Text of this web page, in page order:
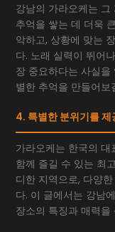
강남의 가라오케는 그
추억을 쌓는 데 더욱
악하고, 상황에 맞는
다. 노래 실력이 뛰어
장 중요하다는 사실
별한 추억을 만들어보
4. 특별한 분위기를
가라오케는 한국의
함께 즐길 수 있는 최
디한 지역으로, 다양
다. 이 글에서는 강남
장소의 특징과 매력을